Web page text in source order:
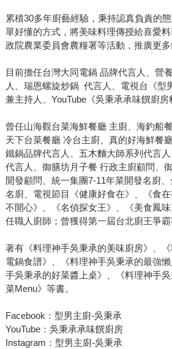
累積30多年廚藝經驗，秉持認真負責的
單好懂的方式，將美味料理傳授給喜愛
政院農業委員會農糧署等活動，推廣更多
目前擔任台灣大同電鍋 品牌代言人、營
人、瑞恩螺旋炒鍋 代言人、電視台《型
兼主持人、YouTube《吳秉承承味饌廚房
曾任山海觀台菜海鮮餐廳 主廚、海釣船
天下台菜餐廳 冷台主廚、真的好海鮮餐
鐵鍋品牌代言人、五木麵大師系列代言
代言人、御膳坊月子餐 行政主廚顧問、
開發顧問、統一集團7-11年菜開發名廚
名廚、電視節目《健康好食在》、《食
不開心》、《名偵探女王》、《美食鳳
任職人廚師；曾獲得第一屆台北廚王爭霸
著有《料理神手吳秉承的美味廚房》、
電鍋食譜》、《料理神手吳秉承的最強
手吳秉承的好菜醬上桌》、《料理神手
菜Menu》等書。
Facebook：型男主廚-吳秉承
YouTube：吳秉承承味饌廚房
Instagram：型男主廚-吳秉承